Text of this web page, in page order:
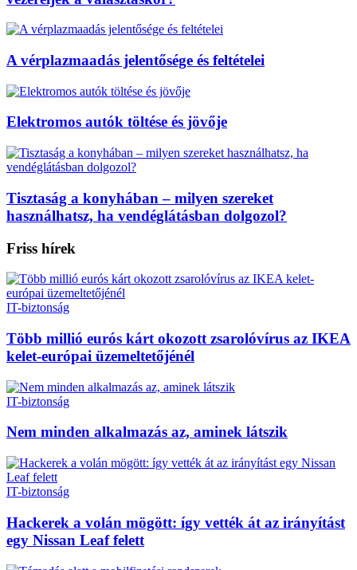
A vérplazmaadás jelentősége és feltételei
Elektromos autók töltése és jövője
Tisztaság a konyhában – milyen szereket
használhatsz, ha vendéglátásban dolgozol?
Friss hírek
IT-biztonság
Több millió eurós kárt okozott zsarolóvírus az IKEA
kelet-európai üzemeltetőjénél
IT-biztonság
Nem minden alkalmazás az, aminek látszik
IT-biztonság
Hackerek a volán mögött: így vették át az irányítást
egy Nissan Leaf felett